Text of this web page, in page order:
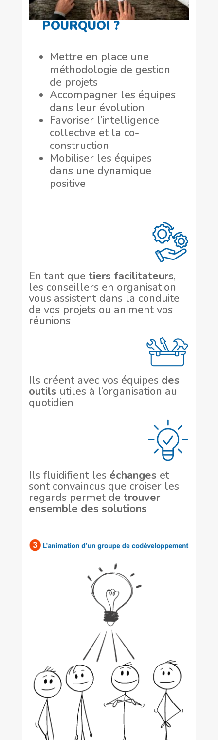
POURQUOI ?
Mettre en place une
méthodologie de gestion
de projets
Accompagner les équipes
dans leur évolution
Favoriser l’intelligence
collective et la co-
construction
Mobiliser les équipes
dans une dynamique
positive
En tant quetiers facilitateurs,
les conseillers en organisation
vous assistent dans la conduite
de vos projets ou animent vos
réunions
Ils créent avec vos équipes des
outils utiles à l’organisation au
quotidien
Ils fluidifient les échanges et
sont convaincus que croiser les
regards permet detrouver
ensemble des solutions